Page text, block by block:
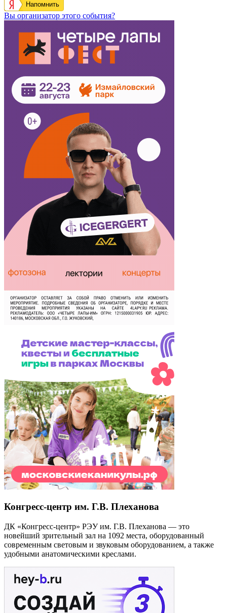
Напомнить
Вы организатор этого события?
Конгресс-центр им. Г.В. Плеханова
ДК «Конгресс-центр» РЭУ им. Г.В. Плеханова — это
новейший зрительный зал на 1092 места, оборудованный
современным световым и звуковым оборудованием, а также
удобными анатомическими креслами.